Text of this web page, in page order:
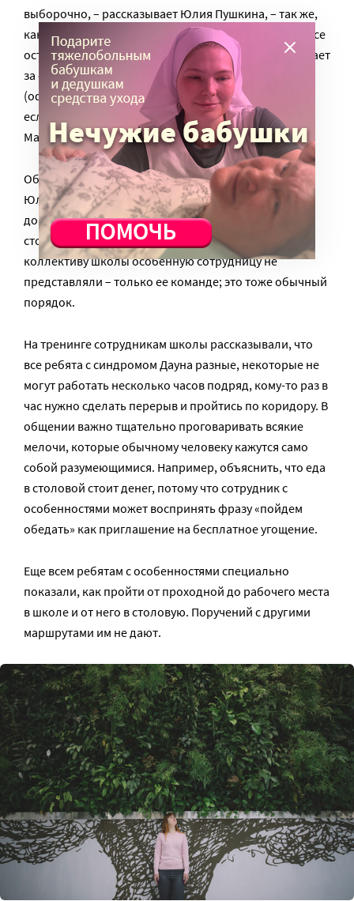
выборочно, – рассказывает Юлия Пушкина, – так же,
как я принимала бы работу обычного сотрудника. Все
остальное время она просто самостоятельно работает
за своим столом. Стол у Эли на общем „корте“
(офисное пространство для сотрудников школы),
если что-то непонятно, она пишет своему куратору
Марии; они списываются несколько раз в день».
Обедать Эля ходит в общую столовую. По словам
Юлии, большинство сотрудников даже не
догадываются, что у девушки особенности – со
стороны они не очень заметны. Кроме того, всему
коллективу школы особенную сотрудницу не
представляли – только ее команде; это тоже обычный
порядок.
На тренинге сотрудникам школы рассказывали, что
все ребята с синдромом Дауна разные, некоторые не
могут работать несколько часов подряд, кому-то раз в
час нужно сделать перерыв и пройтись по коридору. В
общении важно тщательно проговаривать всякие
мелочи, которые обычному человеку кажутся само
собой разумеющимися. Например, объяснить, что еда
в столовой стоит денег, потому что сотрудник с
особенностями может воспринять фразу «пойдем
обедать» как приглашение на бесплатное угощение.
Еще всем ребятам с особенностями специально
показали, как пройти от проходной до рабочего места
в школе и от него в столовую. Поручений с другими
маршрутами им не дают.